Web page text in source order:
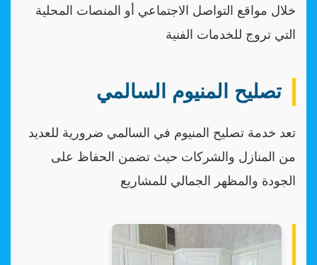
خلال مواقع التواصل الاجتماعي أو المنصات المحلية
التي تروج للخدمات الفنية
تصليح المنيوم السالمي
تعد خدمة تصليح المنيوم في السالمي ضرورية للعديد
من المنازل والشركات حيث تضمن الحفاظ على
الجودة والمظهر الجمالي للمشاريع